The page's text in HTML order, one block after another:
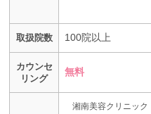
取扱院数 100院以上
カウンセ
リング
無料
湘南美容クリニック